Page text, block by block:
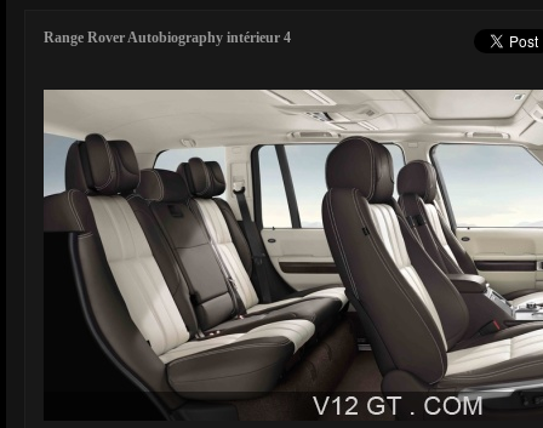
Range Rover Autobiography intérieur 4